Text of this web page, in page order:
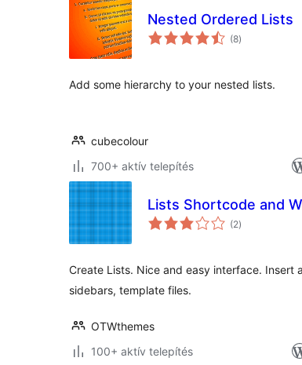
Nested Ordered Lists
(8értékelés
összesen
)
Add some hierarchy to your nested lists.
cubecolour
700+ aktív telepítés
Lists Shortcode and
(2értékelés
összesen
)
Create Lists. Nice and easy interface. Insert
sidebars, template files.
OTWthemes
100+ aktív telepítés